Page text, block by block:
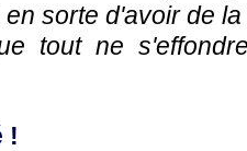
sorte d'avoir de
tout ne
!